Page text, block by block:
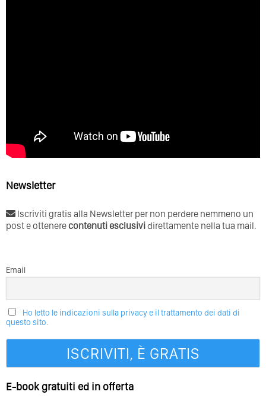
Newsletter
Iscriviti gratis alla Newsletter per non perdere nemmeno un
post e ottenerecontenuti esclusividirettamente nella tua mail.
Email
Ho letto le indicazioni sulla privacy e il trattamento dei dati di
questo sito.
E-book gratuiti ed in offerta